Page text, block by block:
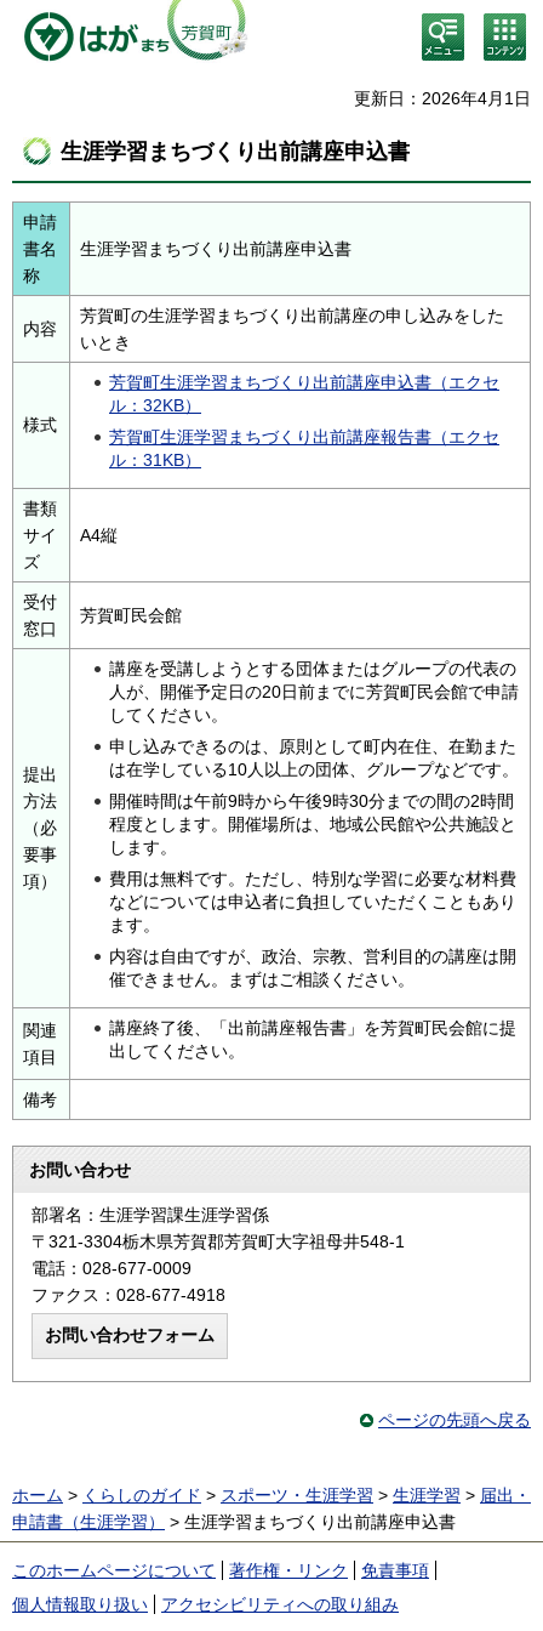
検
索・
メニ
コン
テン
ニュ
更新日：2026年4月1日
生涯学習まちづくり出前講座申込書
申請
書名
称
生涯学習まちづくり出前講座申込書
内容
芳賀町の生涯学習まちづくり出前講座の申し込みをした
いとき
様式
芳賀町生涯学習まちづくり出前講座申込書（エクセ
ル：32KB）
芳賀町生涯学習まちづくり出前講座報告書（エクセ
ル：31KB）
書類
サイ
ズ
A4縦
受付
窓口
芳賀町民会館
提出
方法
（必
要事
項）
講座を受講しようとする団体またはグループの代表の
人が、開催予定日の20日前までに芳賀町民会館で申請
してください。
申し込みできるのは、原則として町内在住、在勤また
は在学している10人以上の団体、グループなどです。
開催時間は午前9時から午後9時30分までの間の2時間
程度とします。開催場所は、地域公民館や公共施設と
します。
費用は無料です。ただし、特別な学習に必要な材料費
などについては申込者に負担していただくこともあり
ます。
内容は自由ですが、政治、宗教、営利目的の講座は開
催できません。まずはご相談ください。
関連
項目
講座終了後、「出前講座報告書」を芳賀町民会館に提
出してください。
備考
お問い合わせ
部署名：生涯学習課生涯学習係
〒321-3304栃木県芳賀郡芳賀町大字祖母井548-1
電話：028-677-0009
ファクス：028-677-4918
ページの先頭へ戻る
ホーム > くらしのガイド > スポーツ・生涯学習 > 生涯学習 > 届出・
申請書（生涯学習）
> 生涯学習まちづくり出前講座申込書
このホームページについて 著作権・リンク
免責事項
個人情報取り扱い
アクセシビリティへの取り組み